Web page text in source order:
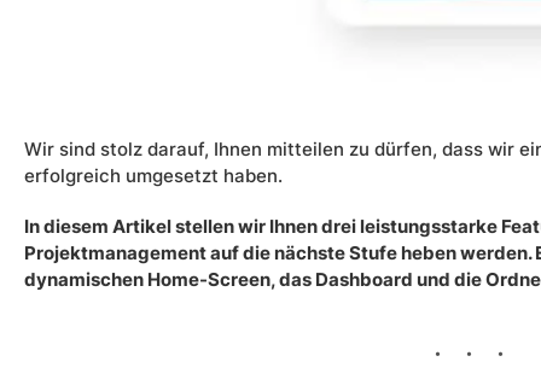
Wir sind stolz darauf, Ihnen mitteilen zu dürfen, dass wir
erfolgreich umgesetzt haben.
In diesem Artikel stellen wir Ihnen drei leistungsstarke
Projektmanagement auf die nächste Stufe heben werden.
dynamischen Home-Screen, das Dashboard und die